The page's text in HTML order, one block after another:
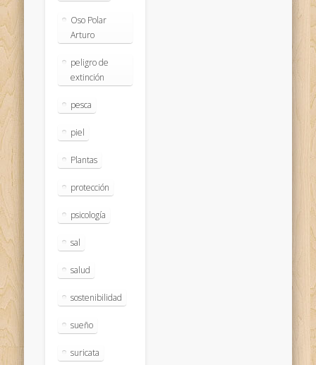
Oso Polar
Arturo
peligro de
extinción
pesca
piel
Plantas
protección
psicología
sal
salud
sostenibilidad
sueño
suricata